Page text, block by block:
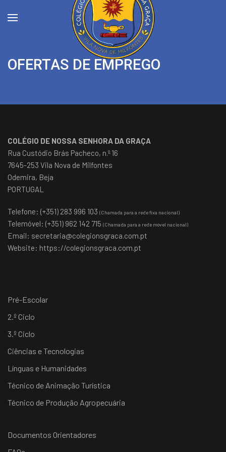
OFERTAS DE EMPREGO
COLÉGIO DE NOSSA SENHORA DA GRAÇA
Rua Custódio Brás Pacheco, n.º 16
7645-253 Vila Nova de Milfontes
Odemira, Beja
PORTUGAL
Telefone: (+351) 283 996 103 (Chamada para a rede fixa nacional)
Telemóvel: (+351) 962 142 715 (Chamada para a rede móvel nacional)
Email: secretaria@colegionsgraca.com.pt
Website: https://colegionsgraca.com.pt
Pré-Escolar
2.º Ciclo
3.º Ciclo
Ciências e Tecnologias
Línguas e Humanidades
Técnico de Animação Turística
Técnico de Produção Agropecuária
Documentos Orientadores